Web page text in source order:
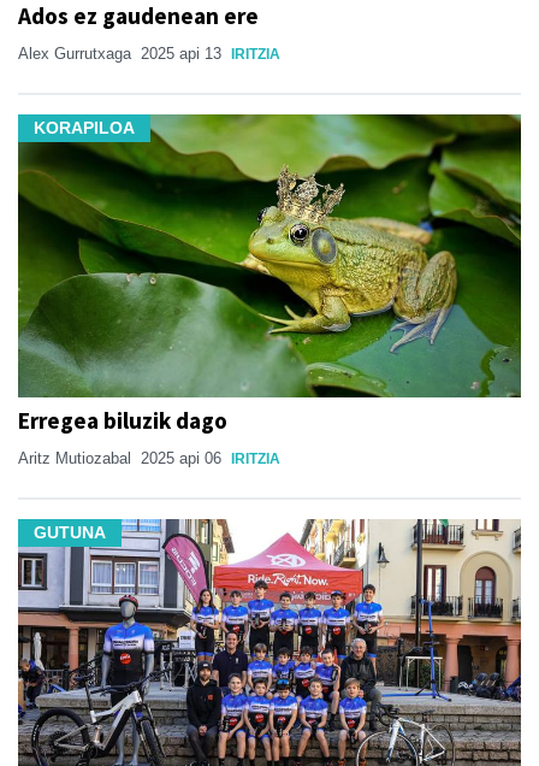
Ados ez gaudenean ere
Alex Gurrutxaga 2025 api 13 IRITZIA
KORAPILOA
Erregea biluzik dago
Aritz Mutiozabal 2025 api 06 IRITZIA
GUTUNA